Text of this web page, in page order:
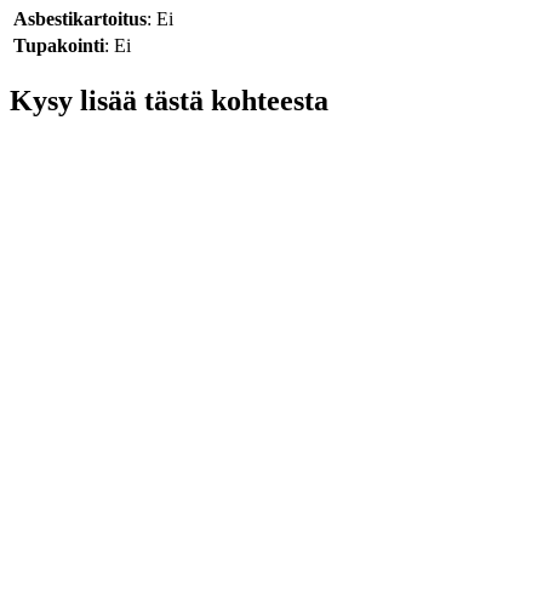
Asbestikartoitus: Ei
Tupakointi: Ei
Kysy lisää tästä kohteesta